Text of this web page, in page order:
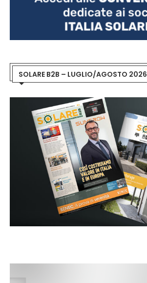
SOLARE B2B – LUGLIO/AGOSTO 2026